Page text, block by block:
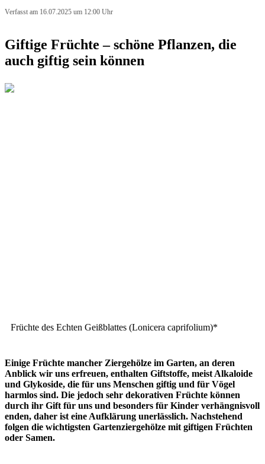
Verfasst am 16.07.2025 um 12:00 Uhr
Giftige Früchte – schöne Pflanzen, die
auch giftig sein können
Früchte des Echten Geißblattes (Lonicera caprifolium)*
Einige Früchte mancher Ziergehölze im Garten, an deren
Anblick wir uns erfreuen, enthalten Giftstoffe, meist Alkaloide
und Glykoside, die für uns Menschen giftig und für Vögel
harmlos sind. Die jedoch sehr dekorativen Früchte können
durch ihr Gift für uns und besonders für Kinder verhängnisvoll
enden, daher ist eine Aufklärung unerlässlich. Nachstehend
folgen die wichtigsten Gartenziergehölze mit giftigen Früchten
oder Samen.